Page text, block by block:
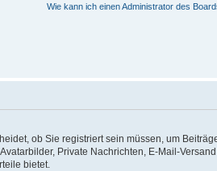
Wie kann ich einen Administrator des
ob Sie registriert sein müssen, um
Private Nachrichten, E-Mail-
bietet.